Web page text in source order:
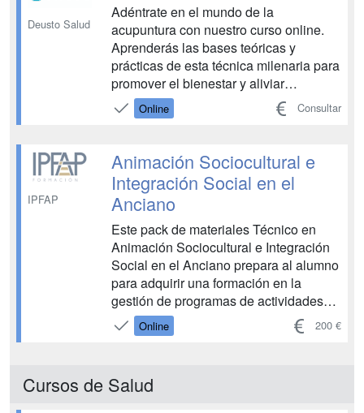
Deusto Salud
Adéntrate en el mundo de la
acupuntura con nuestro curso online.
Aprenderás las bases teóricas y
prácticas de esta técnica milenaria para
promover el bienestar y aliviar
dolencias. ¡Fórmate a tu ritmo y desde
donde quieras!...
Online Consultar
IPFAP
Animación Sociocultural e
Integración Social en el
Anciano
Este pack de materiales Técnico en
Animación Sociocultural e Integración
Social en el Anciano prepara al alumno
para adquirir una formación en la
gestión de programas de actividades
culturales, de ocio y de tiempo libre y
en la dinamización de grupos con la
Online 200 €
Cursos de Salud